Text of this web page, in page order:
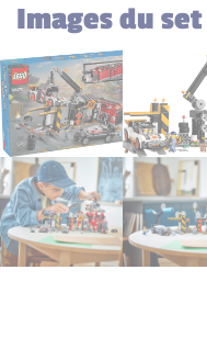
Images du